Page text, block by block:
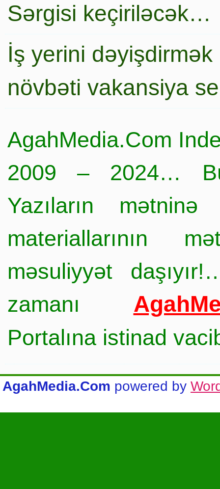
Sərgisi keçiriləcək…
İş yerini
növbəti vakansiya
AgahMedia.Com
2009 – 2024…
Yazıların
materiallarının
məsuliyyət
zamanı
Portalına istinad
AgahMedia.Com powered by